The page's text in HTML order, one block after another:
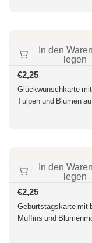
In den
legen
Normaler
Preis
€2,25
Glückwunschkarte mit
Tulpen und Blumen
In den
legen
Normaler
Preis
€2,25
Geburtstagskarte mit
Muffins und